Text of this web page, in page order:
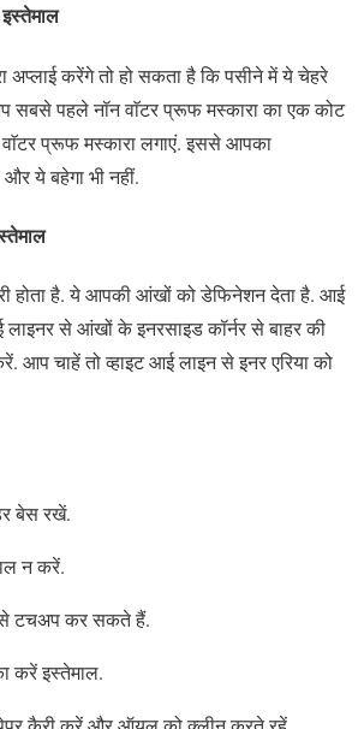
अप्‍लाई करेंगे तो हो सकता है कि पसीने में ये चेहरे
पहले नॉन वाॅटर प्रूफ मस्कारा का एक कोट
प्रूफ मस्कारा लगाएं. इससे आपका
ये बहेगा भी नहीं.
होता है. ये आपकी आंखों को डेफिनेशन देता है. आई
से आंखों के इनरसाइड कॉर्नर से बाहर की
आप चाहें तो व्हाइट आई लाइन से इनर एरिया को
बेस रखें.
न करें.
से टचअप कर सकते हैं.
करें इस्‍तेमाल.